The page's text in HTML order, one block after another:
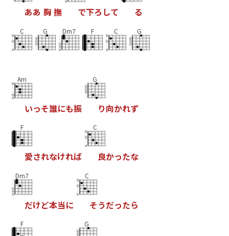
ああ 胸 撫 で下ろ して る
C G Dm7 F C G
Am
いっそ誰にも振
G
り向かれず
F
愛されなければ
C
良かったな
Dm7
だけど本当に
C
そうだったら
F G